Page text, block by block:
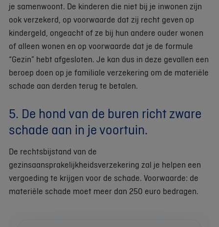
je samenwoont. De kinderen die niet bij je inwonen zijn
ook verzekerd, op voorwaarde dat zij recht geven op
kindergeld, ongeacht of ze bij hun andere ouder wonen
of alleen wonen en op voorwaarde dat je de formule
“Gezin” hebt afgesloten. Je kan dus in deze gevallen een
beroep doen op je familiale verzekering om de materiële
schade aan derden terug te betalen.
5. De hond van de buren richt zware
schade aan in je voortuin.
De rechtsbijstand van de
gezinsaansprakelijkheidsverzekering zal je helpen een
vergoeding te krijgen voor de schade. Voorwaarde: de
materiële schade moet meer dan 250 euro bedragen.